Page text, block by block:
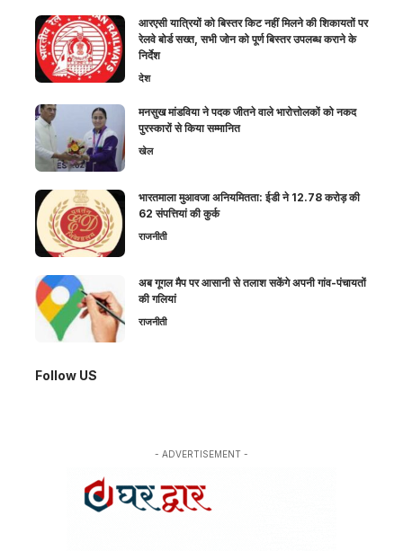
आरएसी यात्रियों को बिस्तर किट नहीं मिलने की शिकायतों पर
रेलवे बोर्ड सख्त, सभी जोन को पूर्ण बिस्तर उपलब्ध कराने के
निर्देश
देश
मनसुख मांडविया ने पदक जीतने वाले भारोत्तोलकों को नकद
पुरस्कारों से किया सम्मानित
खेल
भारतमाला मुआवजा अनियमितता: ईडी ने 12.78 करोड़ की
62 संपत्तियां की कुर्क
राजनीती
अब गूगल मैप पर आसानी से तलाश सकेंगे अपनी गांव-पंचायतों
की गलियां
राजनीती
Follow US
- ADVERTISEMENT -